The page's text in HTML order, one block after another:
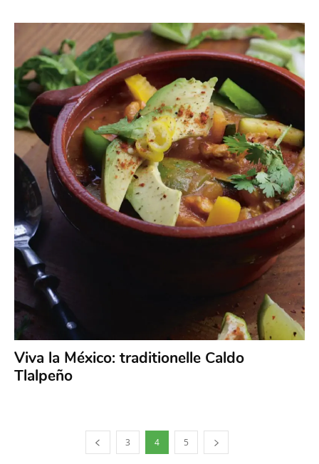
Viva la México: traditionelle Caldo
Tlalpeño
3 4 5